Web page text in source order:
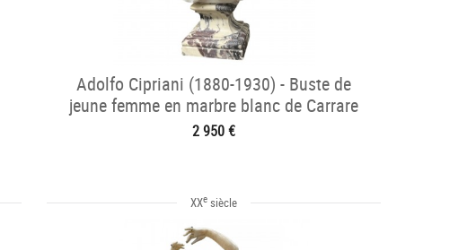
Adolfo Cipriani (1880-1930) - Buste de
jeune femme en marbre blanc de Carrare
2 950 €
XXe siècle